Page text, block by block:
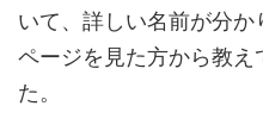
いて、詳しい名前が分
ページを見た方から教え
た。